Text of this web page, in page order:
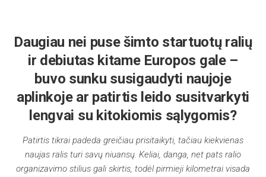
Daugiau nei puse šimto startuotų ralių
ir debiutas kitame Europos gale –
buvo sunku susigaudyti naujoje
aplinkoje ar patirtis leido susitvarkyti
lengvai su kitokiomis sąlygomis?
Patirtis tikrai padeda greičiau prisitaikyti, tačiau kiekvienas
naujas ralis turi savų niuansų. Keliai, danga, net pats ralio
organizavimo stilius gali skirtis, todėl pirmieji kilometrai visada